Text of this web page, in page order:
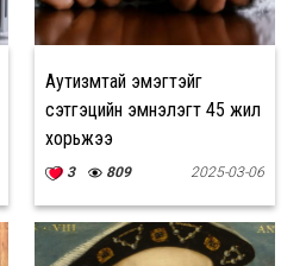
Аутизмтай эмэгтэйг
сэтгэцийн эмнэлэгт 45 жил
хорьжээ
3 809 2025-03-06